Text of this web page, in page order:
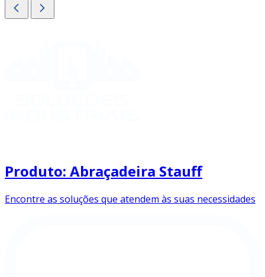
Produto: Abraçadeira Stauff
Encontre as soluções que atendem às suas necessidades